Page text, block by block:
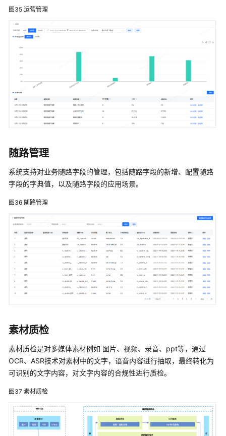
图35 运营管理
随路管理
系统支持对业务随路字段的管理，包括随路字段的新增、配置随路
字段的字典值，以及随路字段的应用场景。
图36 随路管理
素材质检
素材质检是对多媒体素材例如 图片、视频、录音、ppt等，通过
OCR、ASR技术对素材中的文字，语音内容进行抽取，最终转化为
可识别的文字内容，对文字内容的合规性进行质检。
图37 素材质检